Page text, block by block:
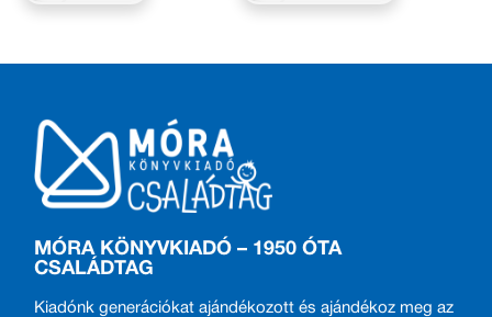
MÓRA KÖNYVKIADÓ – 1950 ÓTA
CSALÁDTAG
Kiadónk generációkat ajándékozott és ajándékoz meg az